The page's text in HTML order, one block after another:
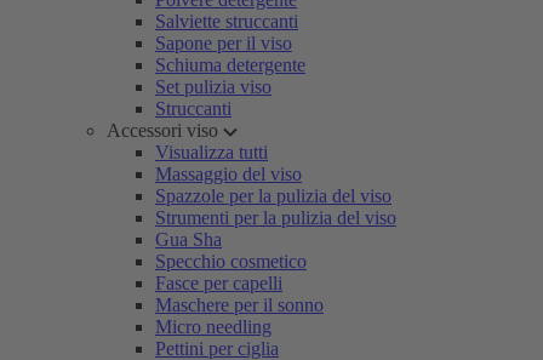
Salviette struccanti
Sapone per il viso
Schiuma detergente
Set pulizia viso
Struccanti
Accessori viso
Visualizza tutti
Massaggio del viso
Spazzole per la pulizia del viso
Strumenti per la pulizia del viso
Gua Sha
Specchio cosmetico
Fasce per capelli
Maschere per il sonno
Micro needling
Pettini per ciglia